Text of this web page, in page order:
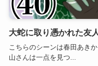
大蛇に取り憑かれた友
こちらのシーンは春田あき
山さんは一点を見つ...